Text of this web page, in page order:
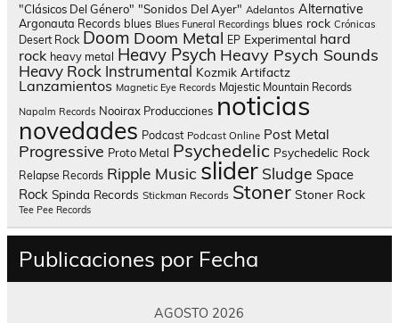
"Clásicos Del Género" "Sonidos Del Ayer" Adelantos Alternative
Argonauta Records blues Blues Funeral Recordings blues rock Crónicas
Desert Rock Doom Doom Metal EP Experimental hard
rock heavy metal Heavy Psych Heavy Psych Sounds
Heavy Rock Instrumental Kozmik Artifactz
Lanzamientos Magnetic Eye Records Majestic Mountain Records
Napalm Records Nooirax Producciones noticias
novedades Podcast Podcast Online Post Metal
Progressive Proto Metal Psychedelic Psychedelic Rock
Relapse Records Ripple Music slider Sludge Space
Rock Spinda Records Stickman Records Stoner Stoner Rock
Tee Pee Records
Publicaciones por Fecha
AGOSTO 2026